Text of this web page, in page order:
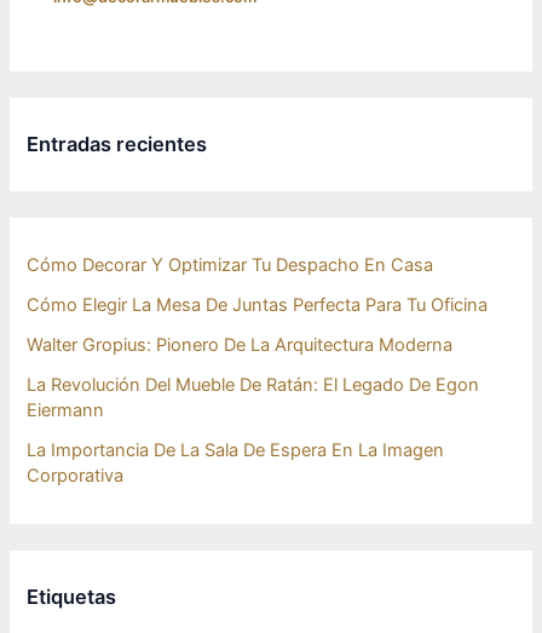
Entradas recientes
Cómo Decorar Y Optimizar Tu Despacho En Casa
Cómo Elegir La Mesa De Juntas Perfecta Para Tu Oficina
Walter Gropius: Pionero De La Arquitectura Moderna
La Revolución Del Mueble De Ratán: El Legado De Egon
Eiermann
La Importancia De La Sala De Espera En La Imagen
Corporativa
Etiquetas